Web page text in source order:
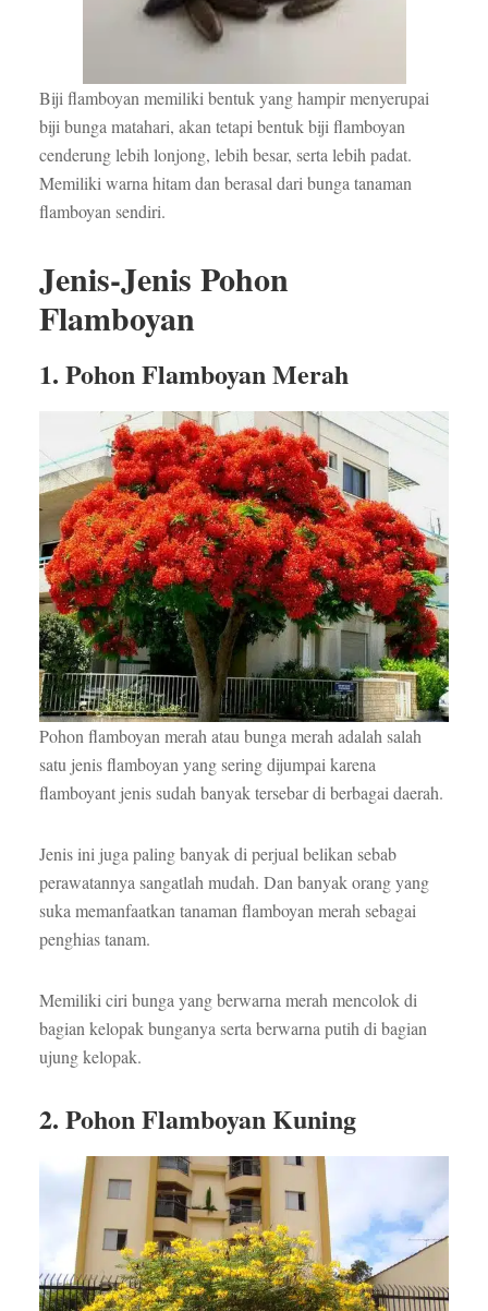
Biji flamboyan memiliki bentuk yang hampir menyerupai
biji bunga matahari, akan tetapi bentuk biji flamboyan
cenderung lebih lonjong, lebih besar, serta lebih padat.
Memiliki warna hitam dan berasal dari bunga tanaman
flamboyan sendiri.
Jenis-Jenis Pohon
Flamboyan
1. Pohon Flamboyan Merah
Pohon flamboyan merah atau bunga merah adalah salah
satu jenis flamboyan yang sering dijumpai karena
flamboyant jenis sudah banyak tersebar di berbagai daerah.
Jenis ini juga paling banyak di perjual belikan sebab
perawatannya sangatlah mudah. Dan banyak orang yang
suka memanfaatkan tanaman flamboyan merah sebagai
penghias tanam.
Memiliki ciri bunga yang berwarna merah mencolok di
bagian kelopak bunganya serta berwarna putih di bagian
ujung kelopak.
2. Pohon Flamboyan Kuning